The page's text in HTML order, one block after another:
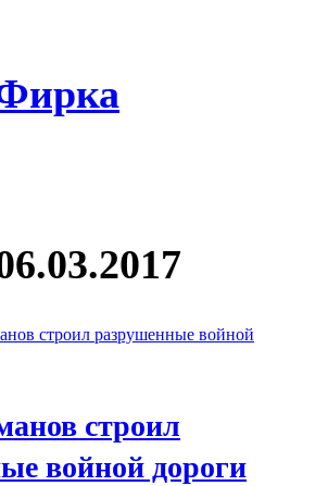
строил
войной дороги